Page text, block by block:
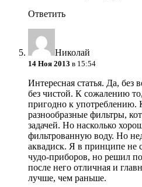
Ответить
Николай
14 Ноя 2013 в 15:54
Интересная статья. Да, без
без чистой. К сожалению
пригодно к употреблению.
разнообразные фильтры,
задачей. Но насколько
фильтрованную воду. Но
аквадиск. Я в принципе не
чудо-приборов, но решил
после него отличная и
лучше, чем раньше.